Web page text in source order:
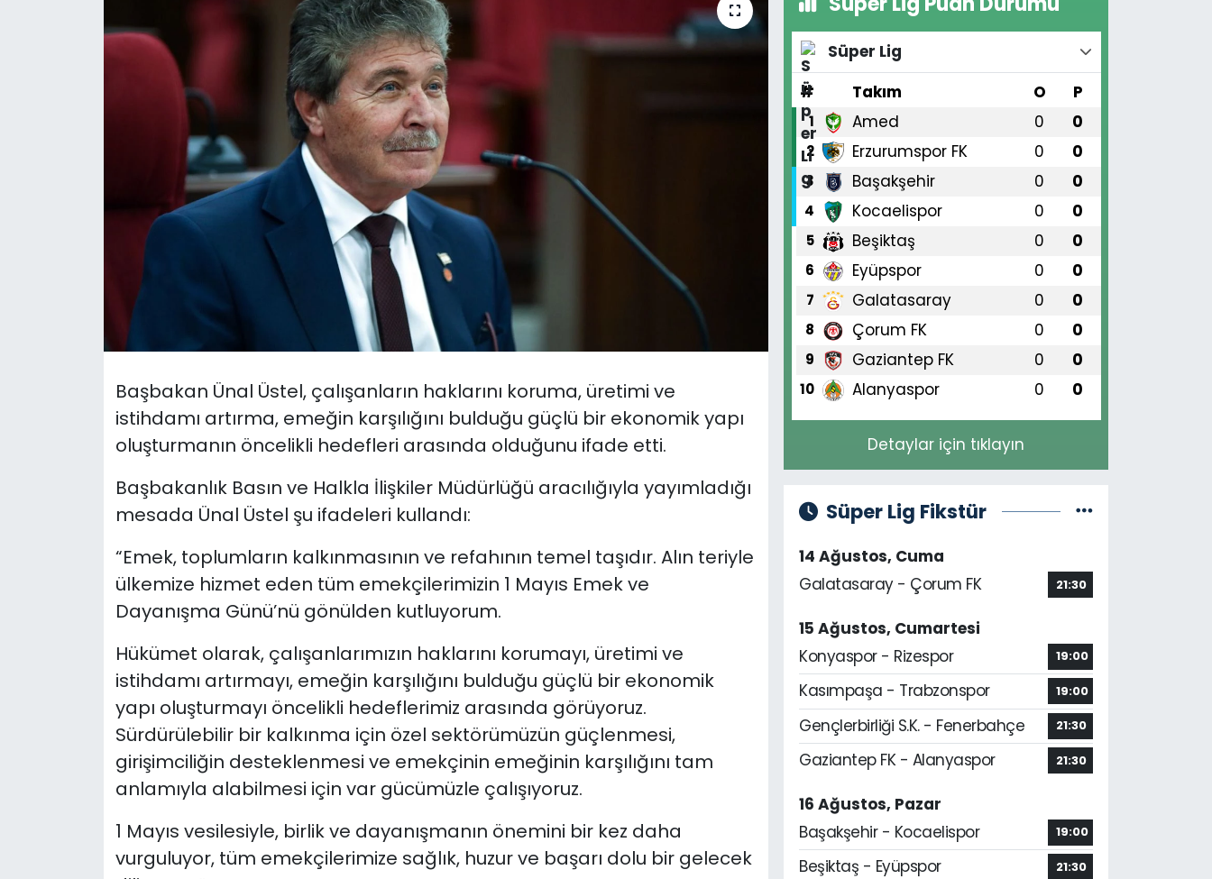
Başbakan Ünal Üstel, çalışanların haklarını koruma, üretimi ve
istihdamı artırma, emeğin karşılığını bulduğu güçlü bir ekonomik yapı
oluşturmanın öncelikli hedefleri arasında olduğunu ifade etti.
Başbakanlık Basın ve Halkla İlişkiler Müdürlüğü aracılığıyla yayımladığı
mesada Ünal Üstel şu ifadeleri kullandı:
“Emek, toplumların kalkınmasının ve refahının temel taşıdır. Alın teriyle
ülkemize hizmet eden tüm emekçilerimizin 1 Mayıs Emek ve
Dayanışma Günü’nü gönülden kutluyorum.
Hükümet olarak, çalışanlarımızın haklarını korumayı, üretimi ve
istihdamı artırmayı, emeğin karşılığını bulduğu güçlü bir ekonomik
yapı oluşturmayı öncelikli hedeflerimiz arasında görüyoruz.
Sürdürülebilir bir kalkınma için özel sektörümüzün güçlenmesi,
girişimciliğin desteklenmesi ve emekçinin emeğinin karşılığını tam
anlamıyla alabilmesi için var gücümüzle çalışıyoruz.
1 Mayıs vesilesiyle, birlik ve dayanışmanın önemini bir kez daha
vurguluyor, tüm emekçilerimize sağlık, huzur ve başarı dolu bir gelecek
Süper Lig
#
Takım O P
1 Amed 0 0
2 Erzurumspor FK 0 0
3 Başakşehir 0 0
4 Kocaelispor 0 0
5 Beşiktaş 0 0
6 Eyüpspor 0 0
7 Galatasaray 0 0
8 Çorum FK 0 0
9 Gaziantep FK 0 0
10 Alanyaspor 0 0
Detaylar için tıklayın
Süper Lig Fikstür
14 Ağustos, Cuma
Galatasaray - Çorum FK
21:30
15 Ağustos, Cumartesi
Konyaspor - Rizespor
19:00
Kasımpaşa - Trabzonspor 19:00
Gençlerbirliği S.K. - Fenerbahçe 21:30
Gaziantep FK - Alanyaspor 21:30
16 Ağustos, Pazar
Başakşehir - Kocaelispor
19:00
Beşiktaş - Eyüpspor 21:30
Nöbetçi Eczaneler
Otomobil Dünyası
SAĞLIK
Teknoloji
Video Galeri
Yazarlar